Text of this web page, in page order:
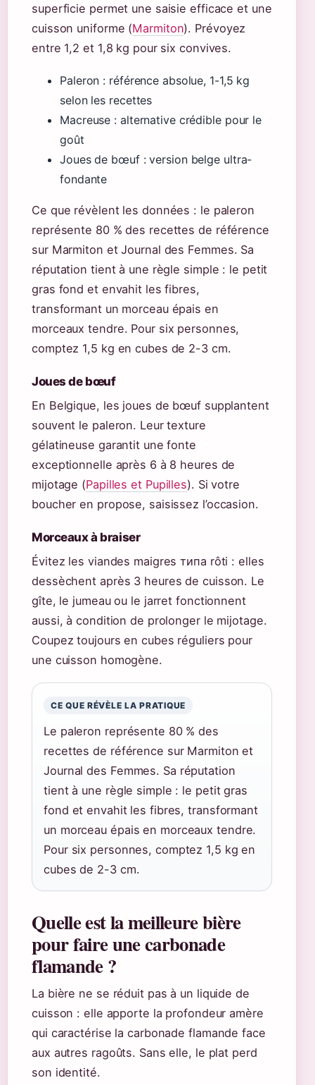
superficie permet une saisie efficace et une
cuisson uniforme (Marmiton). Prévoyez
entre 1,2 et 1,8 kg pour six convives.
Paleron : référence absolue, 1-1,5 kg
selon les recettes
Macreuse : alternative crédible pour le
goût
Joues de bœuf : version belge ultra-
fondante
Ce que révèlent les données : le paleron
représente 80 % des recettes de référence
sur Marmiton et Journal des Femmes. Sa
réputation tient à une règle simple : le petit
gras fond et envahit les fibres,
transformant un morceau épais en
morceaux tendre. Pour six personnes,
comptez 1,5 kg en cubes de 2-3 cm.
Joues de bœuf
En Belgique, les joues de bœuf supplantent
souvent le paleron. Leur texture
gélatineuse garantit une fonte
exceptionnelle après 6 à 8 heures de
mijotage (Papilles et Pupilles). Si votre
boucher en propose, saisissez l’occasion.
Morceaux à braiser
Évitez les viandes maigres типа rôti : elles
dessèchent après 3 heures de cuisson. Le
gîte, le jumeau ou le jarret fonctionnent
aussi, à condition de prolonger le mijotage.
Coupez toujours en cubes réguliers pour
une cuisson homogène.
CE QUE RÉVÈLE LA PRATIQUE
Le paleron représente 80 % des
recettes de référence sur Marmiton et
Journal des Femmes. Sa réputation
tient à une règle simple : le petit gras
fond et envahit les fibres, transformant
un morceau épais en morceaux tendre.
Pour six personnes, comptez 1,5 kg en
cubes de 2-3 cm.
Quelle est la meilleure bière
pour faire une carbonade
flamande ?
La bière ne se réduit pas à un liquide de
cuisson : elle apporte la profondeur amère
qui caractérise la carbonade flamande face
aux autres ragoûts. Sans elle, le plat perd
son identité.